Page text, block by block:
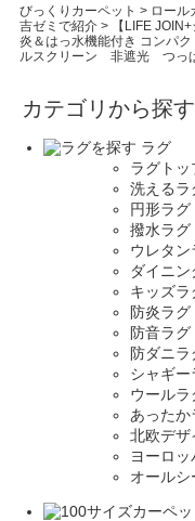
びっくりカーペット > ロール
吉ゼミで紹介>
【LIFE
炎＆はっ水機能付き コンパ
ルスクリーン 非遮光 つっ
カテゴリから探す
ラグ
ラグトッ
洗えるラ
円形ラグ
撥水ラグ
ウレタン
ダイニ
キッズラ
防炎ラグ
防音ラグ
防ダニラ
シャギー
ウールラ
あったか
北欧デザ
ヨーロ
オールシ